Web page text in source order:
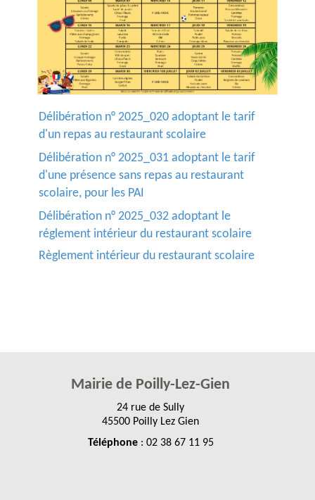
Délibération n° 2025_020 adoptant le tarif
d'un repas au restaurant scolaire
Délibération n° 2025_031 adoptant le tarif
d'une présence sans repas au restaurant
scolaire, pour les PAI
Délibération n° 2025_032 adoptant le
réglement intérieur du restaurant scolaire
Règlement intérieur du restaurant scolaire
Mairie de Poilly-Lez-Gien
24 rue de Sully
45500 Poilly Lez Gien
Téléphone: 02 38 67 11 95